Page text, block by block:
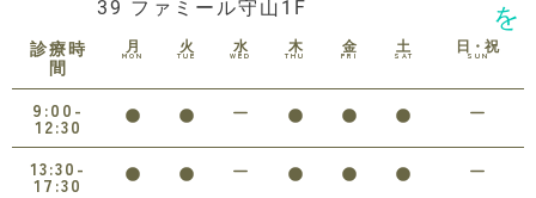
39 ファミール守山1F
診療時
間
月
MON
火
TUE
水
WED
木
THU
金
FRI
土
SAT
日・祝
SUN
9:00-
12:30
13:30-
17:30